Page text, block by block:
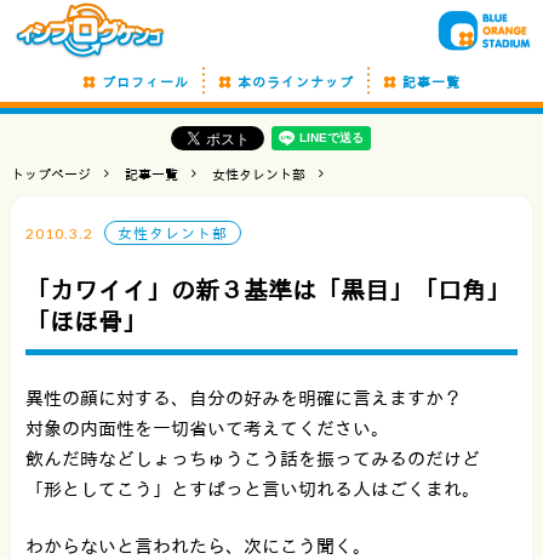
プロフィール 本のラインナップ 記事一覧
トップページ 記事一覧 女性タレント部
2010.3.2 女性タレント部
「カワイイ」の新３基準は「黒目」「口角」
「ほほ骨」
異性の顔に対する、自分の好みを明確に言えますか？
対象の内面性を一切省いて考えてください。
飲んだ時などしょっちゅうこう話を振ってみるのだけど
「形としてこう」とすぱっと言い切れる人はごくまれ。
わからないと言われたら、次にこう聞く。